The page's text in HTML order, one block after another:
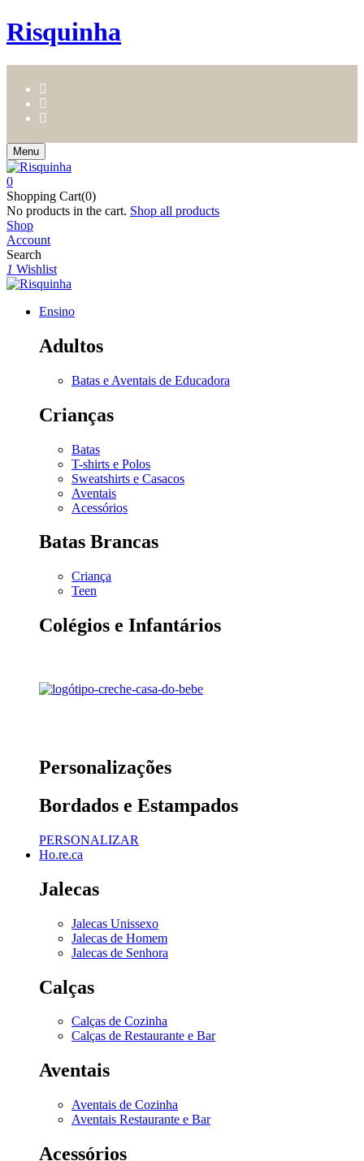
Risquinha
Menu
0
Shopping Cart(0)
No products in the cart. Shop all products
Shop
Account
Search
1 Wishlist
Ensino
Adultos
Batas e Aventais de Educadora
Crianças
Batas
T-shirts e Polos
Sweatshirts e Casacos
Aventais
Acessórios
Batas Brancas
Criança
Teen
Colégios e Infantários
Personalizações
Bordados e Estampados
PERSONALIZAR
Ho.re.ca
Jalecas
Jalecas Unissexo
Jalecas de Homem
Jalecas de Senhora
Calças
Calças de Cozinha
Calças de Restaurante e Bar
Aventais
Aventais de Cozinha
Aventais Restaurante e Bar
Acessórios